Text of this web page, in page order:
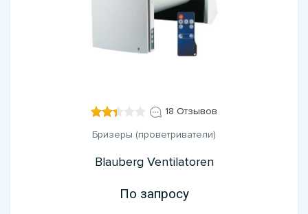
18 Отзывов
Бризеры (проветриватели)
Blauberg Ventilatoren
По запросу